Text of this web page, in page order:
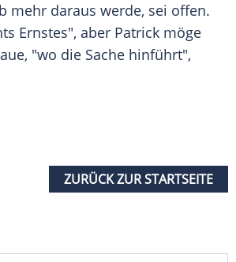
mehr daraus werde, sei offen.
Ernstes", aber Patrick möge
"wo die Sache hinführt",
ZURÜCK ZUR STARTSEITE